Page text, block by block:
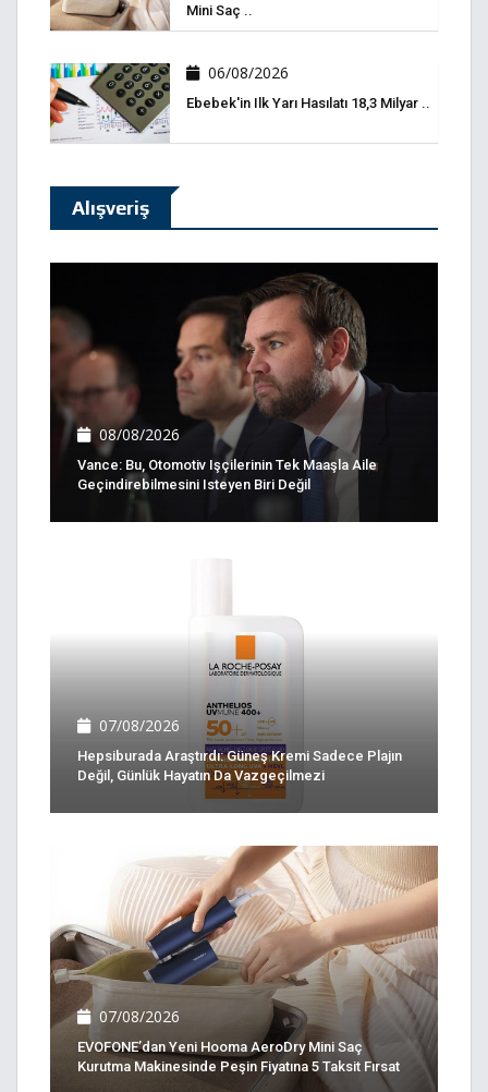
Mini Saç ..
06/08/2026
Ebebek'in Ilk Yarı Hasılatı 18,3 Milyar ..
Alışveriş
08/08/2026
Vance: Bu, Otomotiv Işçilerinin Tek Maaşla Aile
Geçindirebilmesini Isteyen Biri Değil
07/08/2026
Hepsiburada Araştırdı: Güneş Kremi Sadece Plajın
Değil, Günlük Hayatın Da Vazgeçilmezi
07/08/2026
EVOFONE’dan Yeni Hooma AeroDry Mini Saç
Kurutma Makinesinde Peşin Fiyatına 5 Taksit Fırsat